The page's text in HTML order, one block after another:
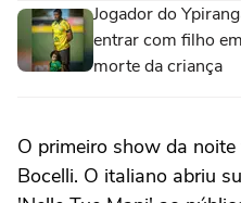
Jogador do
entrar com filho
morte da criança
O primeiro show da
Bocelli. O italiano abriu